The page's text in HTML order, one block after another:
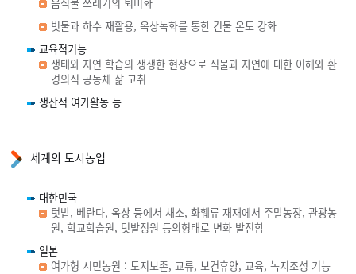
빗물과 하수 재활용, 옥상녹화를 통한 건물 온도 강화
교육적기능
생태와 자연 학습의 생생한 현장으로 식물과 자연에 대한 이해와 환
경의식 공동체 삶 고취
생산적 여가활동 등
세계의 도시농업
대한민국
텃밭, 베란다, 옥상 등에서 채소, 화훼류 재재에서 주말농장, 관광농
원, 학교학습원, 텃밭정원 등의형태로 변화 발전함
일본
여가형 시민농원 : 토지보존, 교류, 보건휴양, 교육, 녹지조성 기능